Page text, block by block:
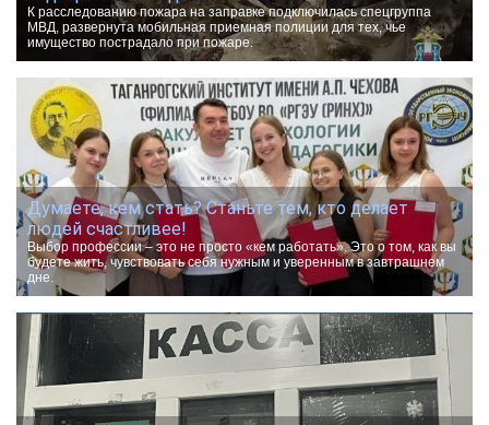
К расследованию пожара на заправке подключилась спецгруппа
МВД, развернута мобильная приемная полиции для тех, чье
имущество пострадало при пожаре.
Думаете, кем стать? Станьте тем, кто делает
людей счастливее!
Выбор профессии – это не просто «кем работать». Это о том, как вы
будете жить, чувствовать себя нужным и уверенным в завтрашнем
дне.